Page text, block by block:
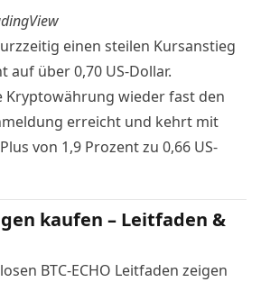
einen steilen Kursanstieg
auf über 0,70 US-Dollar.
Kryptowährung wieder fast den
erreicht und kehrt mit
von 1,9 Prozent zu 0,66 US-
kaufen – Leitfaden &
BTC-ECHO Leitfaden zeigen